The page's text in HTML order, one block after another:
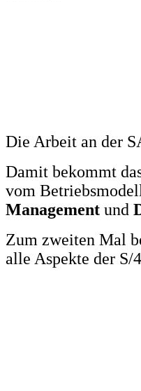
Die Arbeit an der
Damit bekommt
vom
Management und
Zum zweiten Mal
alle Aspekte der S/